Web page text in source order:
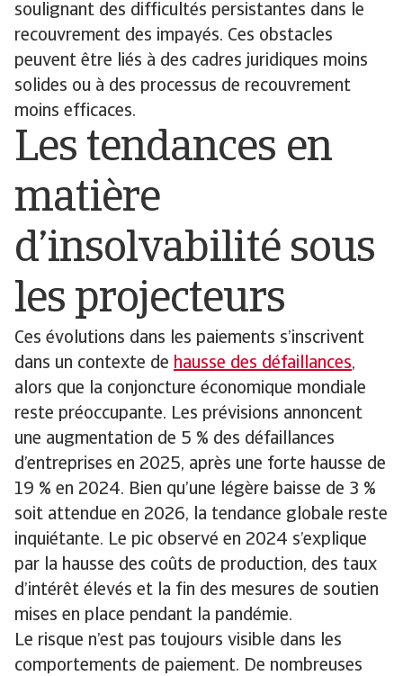
soulignant des difficultés persistantes dans le
recouvrement des impayés. Ces obstacles
peuvent être liés à des cadres juridiques moins
solides ou à des processus de recouvrement
moins efficaces.
Les tendances en
matière
d’insolvabilité sous
les projecteurs
Ces évolutions dans les paiements s’inscrivent
dans un contexte de hausse des défaillances,
alors que la conjoncture économique mondiale
reste préoccupante. Les prévisions annoncent
une augmentation de 5 % des défaillances
d’entreprises en 2025, après une forte hausse de
19 % en 2024. Bien qu’une légère baisse de 3 %
soit attendue en 2026, la tendance globale reste
inquiétante. Le pic observé en 2024 s’explique
par la hausse des coûts de production, des taux
d’intérêt élevés et la fin des mesures de soutien
mises en place pendant la pandémie.
Le risque n’est pas toujours visible dans les
comportements de paiement. De nombreuses